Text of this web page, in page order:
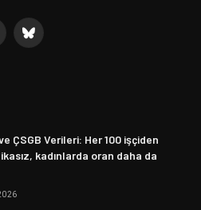
Bluesky
ÇSGB Verileri: Her 100 işçiden
kadınlarda oran daha da